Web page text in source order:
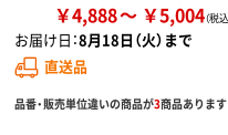
￥4,888 ￥5,004
お届け日：8月18日（火）まで
直送品
品番・販売単位違いの商品が3商品あります